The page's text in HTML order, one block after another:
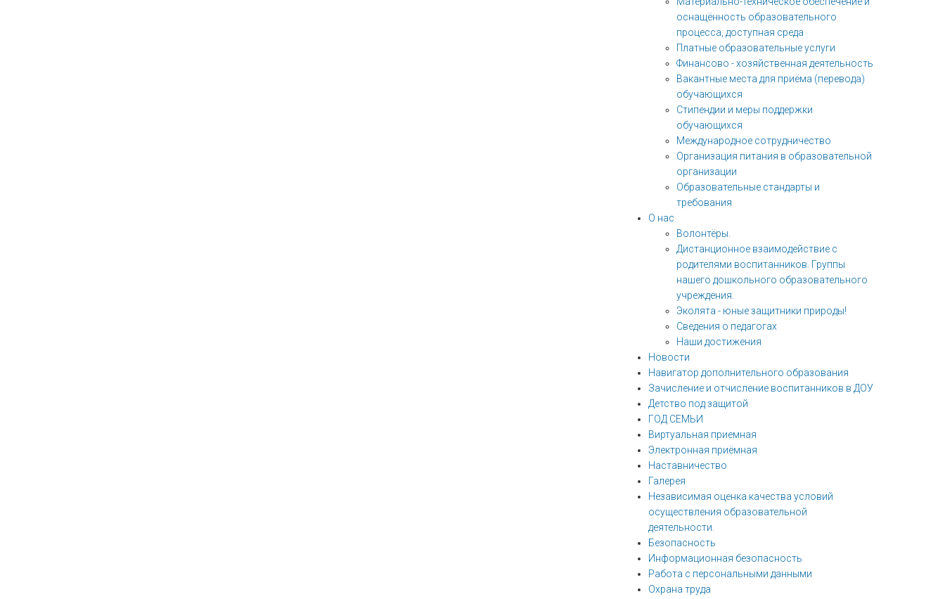
оснащённость образовательного
процесса, доступная среда
Платные образовательные услуги
Финансово - хозяйственная деятельность
Вакантные места для приёма (перевода)
обучающихся
Стипендии и меры поддержки
обучающихся
Международное сотрудничество
Организация питания в образовательной
организации
Образовательные стандарты и
требования
О нас
Волонтёры.
Дистанционное взаимодействие с
родителями воспитанников. Группы
нашего дошкольного образовательного
учреждения.
Эколята - юные защитники природы!
Сведения о педагогах
Наши достижения
Новости
Навигатор дополнительного образования
Зачисление и отчисление воспитанников в ДОУ
Детство под защитой
ГОД СЕМЬИ
Виртуальная приемная
Электронная приёмная
Наставничество
Галерея
Независимая оценка качества условий
осуществления образовательной
деятельности.
Безопасность
Информационная безопасность
Работа с персональными данными
Охрана труда